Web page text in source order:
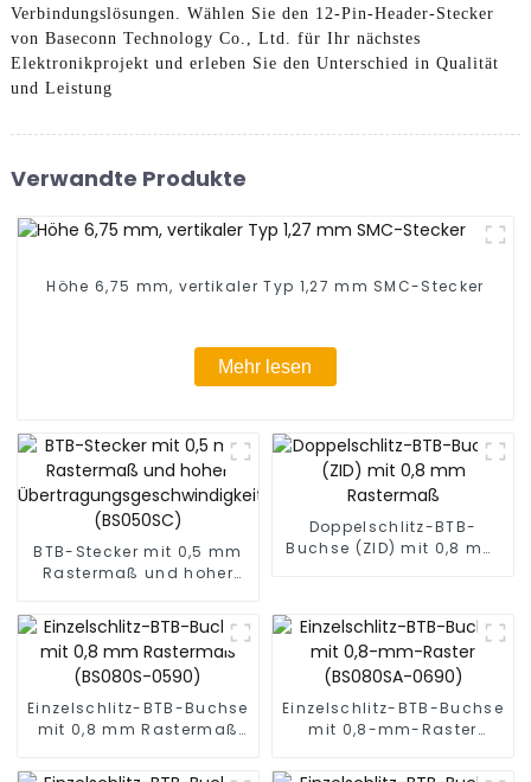
Verbindungslösungen. Wählen Sie den 12-Pin-Header-Stecker
von Baseconn Technology Co., Ltd. für Ihr nächstes
Elektronikprojekt und erleben Sie den Unterschied in Qualität
und Leistung
Verwandte Produkte
Höhe 6,75 mm, vertikaler Typ 1,27 mm SMC-Stecker
Mehr lesen
BTB-Stecker mit 0,5 mm
Rastermaß und hoher
(BS050SC)
Doppelschlitz-BTB-
Buchse (ZID) mit 0,8 mm
Einzelschlitz-BTB-Buchse
mit 0,8 mm Rastermaß
Einzelschlitz-BTB-Buchse
mit 0,8-mm-Raster